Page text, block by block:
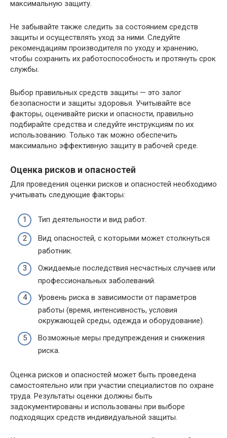
максимальную защиту.
Не забывайте также следить за состоянием средств
защиты и осуществлять уход за ними. Следуйте
рекомендациям производителя по уходу и хранению,
чтобы сохранить их работоспособность и протянуть срок
службы.
Выбор правильных средств защиты — это залог
безопасности и защиты здоровья. Учитывайте все
факторы, оценивайте риски и опасности, правильно
подбирайте средства и следуйте инструкциям по их
использованию. Только так можно обеспечить
максимально эффективную защиту в рабочей среде.
Оценка рисков и опасностей
Для проведения оценки рисков и опасностей необходимо
учитывать следующие факторы:
Тип деятельности и вид работ.
Вид опасностей, с которыми может столкнуться
работник.
Ожидаемые последствия несчастных случаев или
профессиональных заболеваний.
Уровень риска в зависимости от параметров
работы (время, интенсивность, условия
окружающей среды, одежда и оборудование).
Возможные меры предупреждения и снижения
риска.
Оценка рисков и опасностей может быть проведена
самостоятельно или при участии специалистов по охране
труда. Результаты оценки должны быть
задокументированы и использованы при выборе
подходящих средств индивидуальной защиты.